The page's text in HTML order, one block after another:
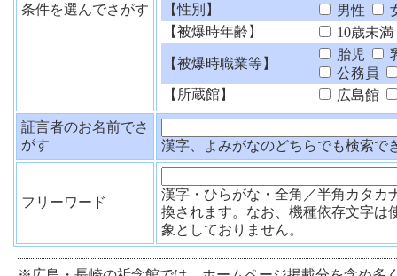
条件を選んでさがす
【性別】
男性
【被爆時年齢】
10歳未満
【被爆時職業等】
胎児
公務員
【所蔵館】
広島館
証言者のお名前でさ
がす
漢字、よみがなのどちらでも検索で
フリーワード
漢字・ひらがな・全角／半角カタカ
換されます。なお、機種依存文字は
象としておりません。